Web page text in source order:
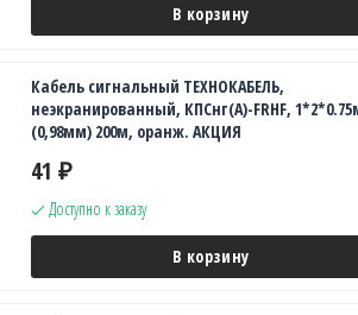
В корзину
Кабель сигнальный ТЕХНОКАБЕЛЬ,
неэкранированный, КПСнг(А)-FRHF,
(0,98мм) 200м, оранж. АКЦИЯ
41 ₽
Доступно к заказу
В корзину